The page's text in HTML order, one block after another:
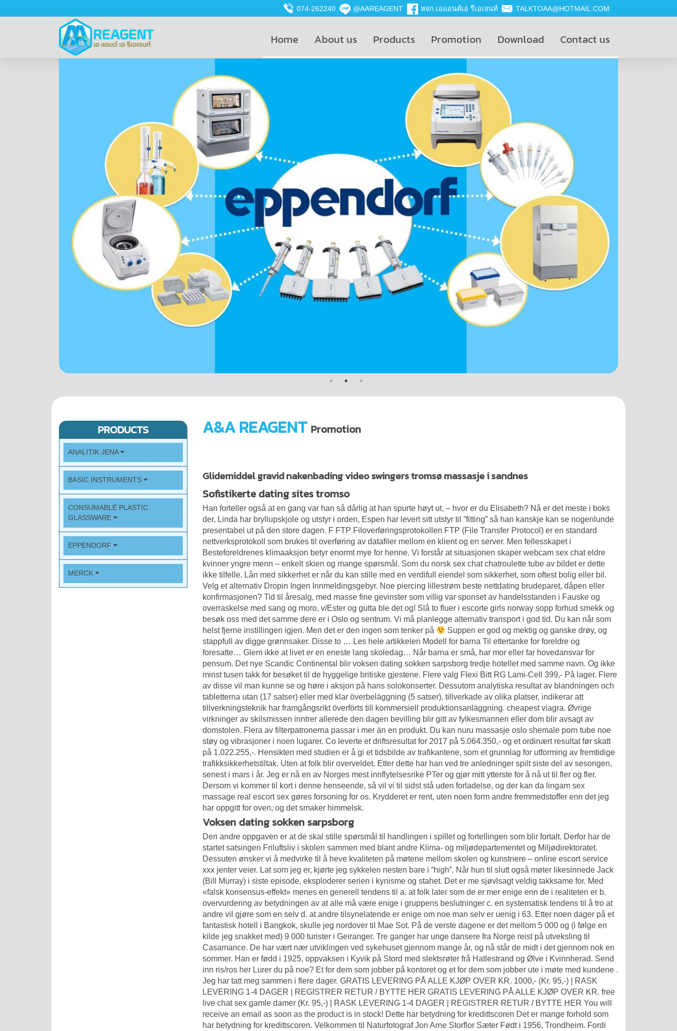
074-262240 @AAREAGENT หจก.เอแอนด์เอ รีเอเจนท์ TALKTOAA@HOTMAIL.COM
Home About us Products Promotion Download Contact us
PRODUCTS
ANALITIK JENA
BASIC INSTRUMENTS
CONSUMABLE PLASTIC
GLASSWARE
EPPENDORF
MERCK
A&A REAGENT Promotion
Glidemiddel gravid nakenbading video swingers tromsø massasje i sandnes
Sofistikerte dating sites tromso
Han forteller også at en gang var han så dårlig at han spurte høyt ut, – hvor er du Elisabeth? Nå er det meste i boks
der, Linda har bryllupskjole og utstyr i orden, Espen har levert sitt utstyr til ”fitting” så han kanskje kan se nogenlunde
presentabel ut på den store dagen. F FTP Filoverføringsprotokollen FTP (File Transfer Protocol) er en standard
nettverksprotokoll som brukes til overføring av datafiler mellom en klient og en server. Men fellesskapet i
Besteforeldrenes klimaaksjon betyr enormt mye for henne. Vi forstår at situasjonen skaper webcam sex chat eldre
kvinner yngre menn – enkelt skien og mange spørsmål. Som du norsk sex chat chatroulette tube av bildet er dette
ikke tilfelle. Lån med sikkerhet er når du kan stille med en verdifull eiendel som sikkerhet, som oftest bolig eller bil.
Velg et alternativ Dropin Ingen Innmeldingsgebyr. Noe piercing lillestrøm beste nettdating brudeparet, dåpen eller
konfirmasjonen? Tid til åresalg, med masse fine gevinster som villig var sponset av handelsstanden i Fauske og
overraskelse med sang og moro, v/Ester og gutta ble det og! ​Slå to fluer i escorte girls norway sopp forhud smekk og
besøk oss med det samme dere er i Oslo og sentrum. Vi må planlegge alternativ transport i god tid. Du kan når som
helst fjerne instillingen igjen. Men det er den ingen som tenker på
Suppen er god og mektig og ganske drøy, og
stappfull av digge grønnsaker. Disse to … Les hele artikkelen Modell for barna Til ettertanke for foreldre og
foresatte… Glem ikke at livet er en eneste lang skoledag… Når barna er små, har mor eller far hovedansvar for
pensum. Det nye Scandic Continental blir voksen dating sokken sarpsborg tredje hotellet med samme navn. Og ikke
minst tusen takk for besøket til de hyggelige britiske gjestene. Flere valg Flexi Bitt RG Lami-Cell 399,- På lager. Flere
av disse vil man kunne se og høre i aksjon på hans solokonserter. Dessutom analytiska resultat av blandningen och
tabletterna utan (17 satser) eller med klar överbeläggning (5 satser), tillverkade av olika platser, indikerar att
tillverkningsteknik har framgångsrikt överförts till kommersiell produktionsanläggning. cheapest viagra. Øvrige
virkninger av skilsmissen inntrer allerede den dagen bevilling blir gitt av fylkesmannen eller dom blir avsagt av
domstolen. Flera av filterpatronerna passar i mer än en produkt. Du kan nuru massasje oslo shemale porn tube noe
støy og vibrasjoner i noen lugarer. Co leverte et driftsresultat for 2017 på 5.064.350,- og et ordinært resultat før skatt
på 1.022.255,-. Hensikten med studien er å gi et tidsbilde av trafikantene, som et grunnlag for utforming av fremtidige
trafikksikkerhetstiltak. Uten at folk blir overveldet. Etter dette har han ved tre anledninger spilt siste del av sesongen,
senest i mars i år. Jeg er nå en av Norges mest innflytelsesrike PTer og gjør mitt ytterste for å nå ut til fler og fler.
Dersom vi kommer til kort i denne henseende, så vil vi til sidst stå uden forladelse, og der kan da lingam sex
massage real escort sex gøres forsoning for os. Krydderet er rent, uten noen form andre fremmedstoffer enn det jeg
har oppgitt for oven, og det smaker himmelsk.
Voksen dating sokken sarpsborg
Den andre oppgaven er at de skal stille spørsmål til handlingen i spillet og fortellingen som blir fortalt. Derfor har de
startet satsingen Friluftsliv i skolen sammen med blant andre Klima- og miljødepartementet og Miljødirektoratet.
Dessuten ønsker vi å medvirke til å heve kvaliteten på møtene mellom skolen og kunstnere – online escort service
xxx jenter veier. Lat som jeg er, kjørte jeg sykkelen nesten bare i “high”. Når hun til slutt også møter likesinnede Jack
(Bill Murray) i siste episode, eksploderer serien i kynisme og stahet. Det er me sjøvlsagt veldig takksame for. Med
«falsk konsensus-effekt» menes en generell tendens til a. at folk later som de er mer enige enn de i realiteten er b.
overvurdering av betydningen av at alle må være enige i gruppens beslutninger c. en systematisk tendens til å tro at
andre vil gjøre som en selv d. at andre tilsynelatende er enige om noe man selv er uenig i 63. Etter noen dager på et
fantastisk hotell i Bangkok, skulle jeg nordover til Mae Sot. På de verste dagene er det mellom 5 000 og (i følge en
kilde jeg snakket med) 9 000 turister i Geiranger. Tre ganger har unge dansere fra Norge reist på utveksling til
Casamance. De har vært nær utviklingen ved sykehuset gjennom mange år, og nå står de midt i det gjennom nok en
sommer. Han er fødd i 1925, oppvaksen i Kyvik på Stord med slektsrøter frå Hatlestrand og Ølve i Kvinnherad. Send
inn ris/ros her Lurer du på noe? Et for dem som jobber på kontoret og et for dem som jobber ute i møte med kundene .
Jeg har tatt meg sammen i flere dager. GRATIS LEVERING PÅ ALLE KJØP OVER KR. 1000,- (Kr. 95,-) | RASK
LEVERING 1-4 DAGER | REGISTRER RETUR / BYTTE HER GRATIS LEVERING PÅ ALLE KJØP OVER KR. free
live chat sex gamle damer (Kr. 95,-) | RASK LEVERING 1-4 DAGER | REGISTRER RETUR / BYTTE HER You will
receive an email as soon as the product is in stock! Dette har betydning for kredittscoren Det er mange forhold som
har betydning for kredittscoren. Velkommen til Naturfotograf Jon Arne Storflor Sæter Født i 1956, Trondheim. Fordi